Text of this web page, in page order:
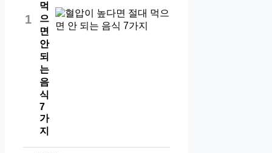
1
먹
으
면
안
되
는
음
식
7
가
지